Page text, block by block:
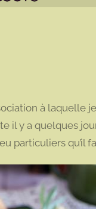
à laquelle
il y a quelques
particuliers